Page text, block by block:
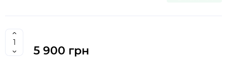
5 900 грн